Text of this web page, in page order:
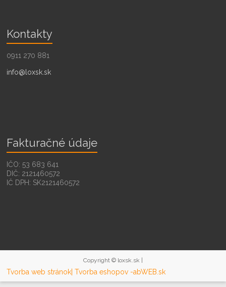
Kontakty
0911 270 881
info@loxsk.sk
Fakturačné údaje
IČO: 53 683 641
DIČ: 2121460572
IČ DPH: SK2121460572
Copyright © loxsk.sk |
Tvorba web stránok | Tvorba eshopov -abWEB.sk